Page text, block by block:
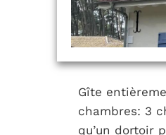
Gîte
chambres: 3
qu’un dortoir